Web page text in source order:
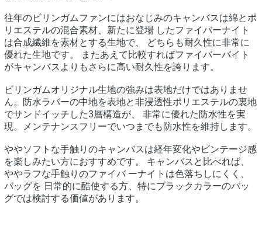
往年のビリンガムファンにはおなじみのキャンバスは綿とポ
リエステルの混合素材、新たに登場 したファイバーナイト
は合成繊維を素材とする生地で、 どちらも耐久性に非常に
優れた生地です。 またあえて比較すればファイバーバイト
がキャンバスよりもさらに高い耐久性を誇ります。
ビリンガムオリジナル生地の強みは表地だけではありませ
ん。防水ラバーの中地を表地と非浸透性ポリエステルの裏地
でサンドイッチした3層構造が、 非常に優れた防水性を実
現。メンテナンスフリーでいつまでも防水性を維持します。
ややソフトな手触りのキャンバスは経年変化やビンテージ感
を楽しみたい方におすすめです。 キャンバスと比べれば、
ややラフな手触りのファイバ ーナイトは色落ちしにくく、
バッグを 日常的に酷使する方、特にブラックカラーのバッ
グでは検討する価値があります。